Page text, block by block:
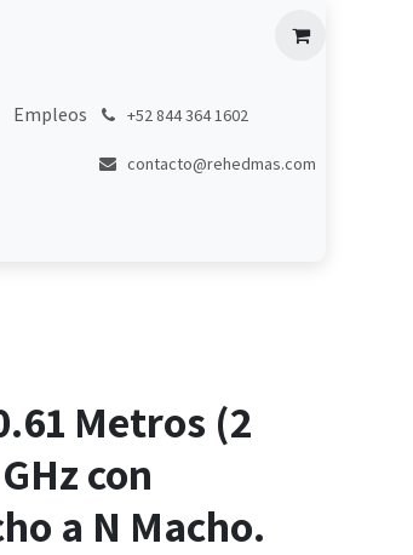
Empleos +52 844 364 1602
contacto@rehedmas.com
Metros (2
con
a N Macho.